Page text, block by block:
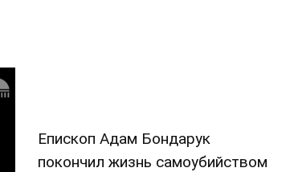
Епископ Адам Бондарук
покончил жизнь самоубийством